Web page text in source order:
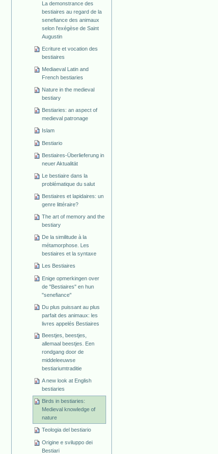
La demonstrance des
bestiaires au regard de la
senefiance des animaux
selon l'exégèse de Saint
Augustin
Ecriture et vocation des
bestiaires
Mediaeval Latin and
French bestiaries
Nature in the medieval
bestiary
Bestiaries: an aspect of
medieval patronage
Islam
Bestiario
Bestiaires-Überlieferung in
neuer Aktualität
Le bestiaire dans la
problématique du salut
Bestiaires et lapidaires: un
genre littéraire?
The art of memory and the
bestiary
De la similitude à la
métamorphose. Les
bestiaires et la syntaxe
Les Bestiaires
Enige opmerkingen over
de "Bestiaires" en hun
"senefiance"
Du plus puissant au plus
parfait des animaux: les
livres appelés Bestiaires
Beestjes, beestjes,
allemaal beestjes. Een
rondgang door de
middeleeuwse
bestiariumtraditie
A new look at English
bestiaries
Birds in bestiaries:
Medieval knowledge of
nature
Teologia del bestiario
Origine e sviluppo dei
Bestiari